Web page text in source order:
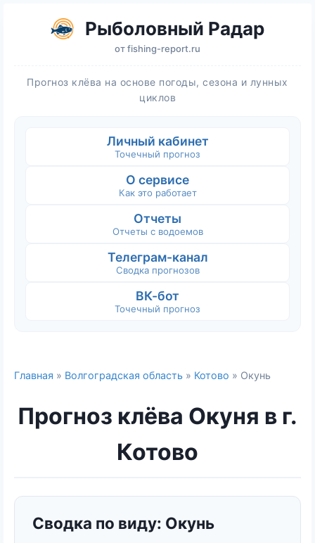
Рыболовный Радар
отfishing-report.ru
Прогноз клёва на основе погоды, сезона и лунных
циклов
Личный кабинет
Точечный прогноз
О сервисе
Как это работает
Отчеты
Отчеты с водоемов
Телеграм-канал
Сводка прогнозов
ВК-бот
Точечный прогноз
Главная » Волгоградская область » Котово » Окунь
Прогноз клёва Окуня в г.
Котово
Сводка по виду: Окунь